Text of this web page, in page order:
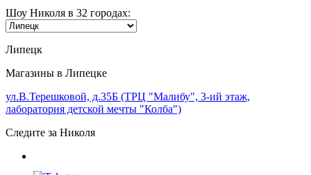
Шоу Николя в 32 городах:
Липецк
Магазины в Липецке
ул.В.Терешковой, д.35Б (ТРЦ "Малибу", 3-ий этаж,
лаборатория детской мечты "Колба")
Следите за Николя